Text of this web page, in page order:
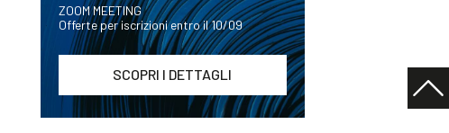
ZOOM MEETING
Offerte per iscrizioni entro il 10/09
SCOPRI I DETTAGLI